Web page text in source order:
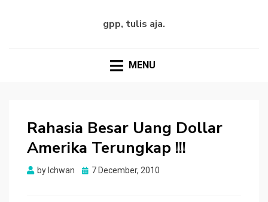
gpp, tulis aja.
MENU
Rahasia Besar Uang Dollar
Amerika Terungkap !!!
by Ichwan
Posted
7 December, 2010